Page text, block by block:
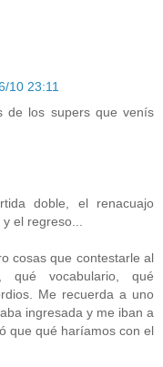
10 23:11
de los supers que venís
doble, el renacuajo
el regreso...
cosas que contestarle al
qué vocabulario, qué
Me recuerda a uno
ingresada y me iban a
que qué haríamos con el